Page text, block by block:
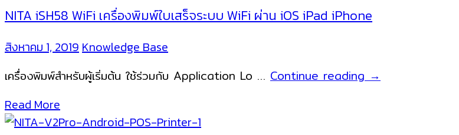
NITA iSH58 WiFi เครื่องพิมพ์ใบเสร็จระบบ WiFi ผ่าน iOS iPad iPhone
สิงหาคม 1, 2019Knowledge Base
เครื่องพิมพ์สำหรับผู้เริ่มต้น ใช้ร่วมกับ Application Lo … Continue readingNITA
→
Read More